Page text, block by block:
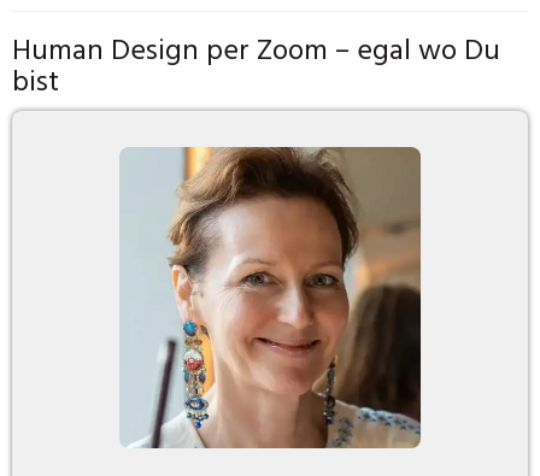
Human Design per Zoom – egal wo Du
bist